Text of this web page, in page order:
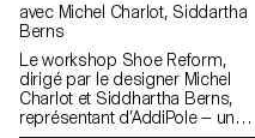
avec Michel Charlot, Siddartha
Berns
Le workshop Shoe Reform,
dirigé par le designer Michel
Charlot et Siddhartha Berns,
représentant d’AddiPole — un